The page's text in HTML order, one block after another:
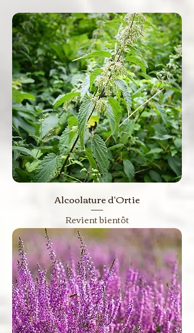
Alcoolature d'Ortie
Revient bientôt